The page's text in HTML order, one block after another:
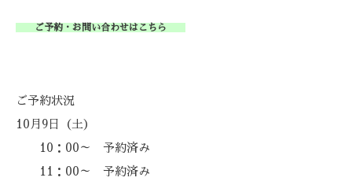
ご予約・お問い合わせはこちら
ご予約状況
10月9日（土）
10：00～ 予約済み
11：00～ 予約済み